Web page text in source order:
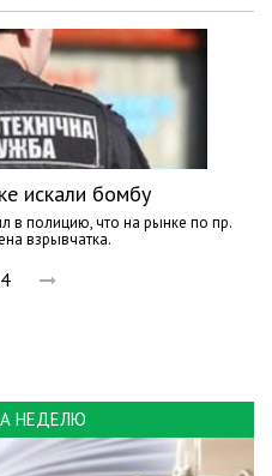
искали бомбу
в полицию, что на рынке по пр.
взрывчатка.
НЕДЕЛЮ